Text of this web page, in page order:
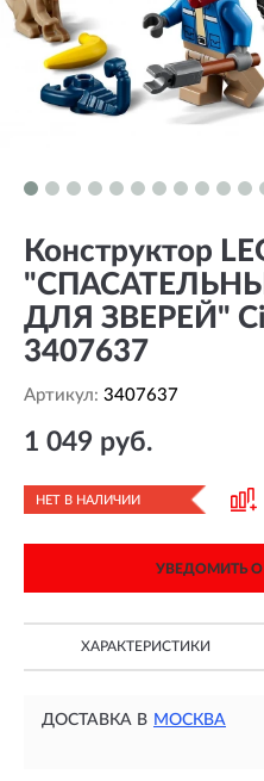
Конструктор
ДЛЯ ЗВЕРЕЙ"
3407637
Артикул: 3407637
1 049 руб.
НЕТ В НАЛИЧИИ
УВЕДОМИТЬ
ХАРАКТЕРИСТИКИ
ДОСТАВКА В МОСКВА